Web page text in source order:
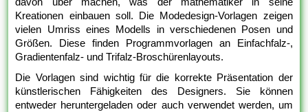
Kreationen einbauen soll. Die Modedesign-Vorlagen zeigen
vielen Umriss eines Modells in verschiedenen Posen und
Größen. Diese finden Programmvorlagen an Einfachfalz-,
Gradientenfalz- und Trifalz-Broschürenlayouts.
Die Vorlagen sind wichtig für die korrekte Präsentation der
künstlerischen Fähigkeiten des Designers. Sie können
entweder heruntergeladen oder auch verwendet werden, um